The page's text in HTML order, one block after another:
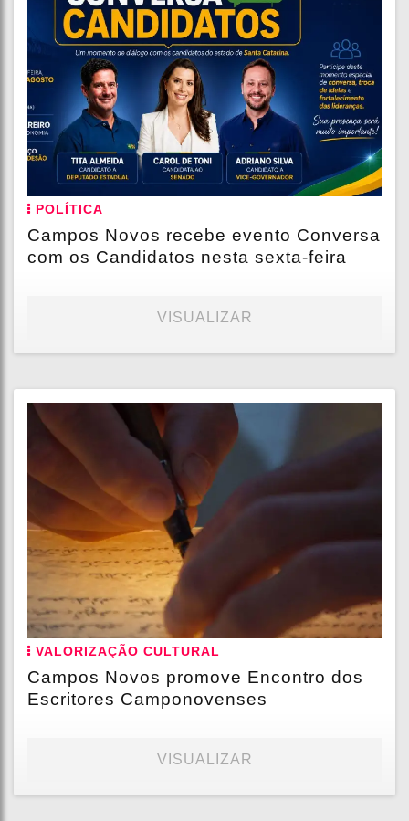
POLÍTICA
Campos Novos recebe evento Conversa
com os Candidatos nesta sexta-feira
VISUALIZAR
VALORIZAÇÃO CULTURAL
Campos Novos promove Encontro dos
Escritores Camponovenses
VISUALIZAR